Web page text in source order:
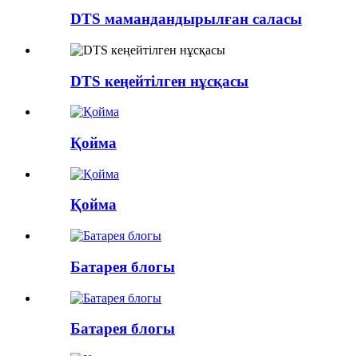
DTS мамандандырылған саласы
DTS кеңейтілген нұсқасы
Қойма
Қойма
Батарея блогы
Батарея блогы